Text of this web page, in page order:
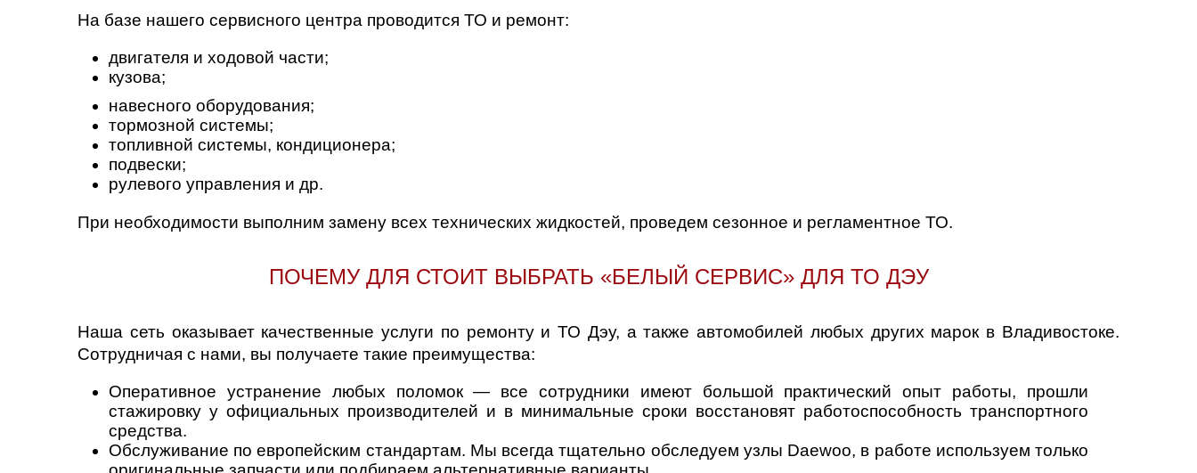
На базе нашего сервисного центра проводится ТО и ремонт:
двигателя и ходовой части;
кузова;
навесного оборудования;
тормозной системы;
топливной системы, кондиционера;
подвески;
рулевого управления и др.
При необходимости выполним замену всех технических жидкостей, проведем сезонное и регламентное ТО.
ПОЧЕМУ ДЛЯ СТОИТ ВЫБРАТЬ «БЕЛЫЙ СЕРВИС» ДЛЯ ТО ДЭУ
Наша сеть оказывает качественные услуги по ремонту и ТО Дэу, а также автомобилей любых других марок в Владивостоке.
Сотрудничая с нами, вы получаете такие преимущества:
Оперативное устранение любых поломок — все сотрудники имеют большой практический опыт работы, прошли
стажировку у официальных производителей и в минимальные сроки восстановят работоспособность транспортного
средства.
Обслуживание по европейским стандартам. Мы всегда тщательно обследуем узлы Daewoo, в работе используем только